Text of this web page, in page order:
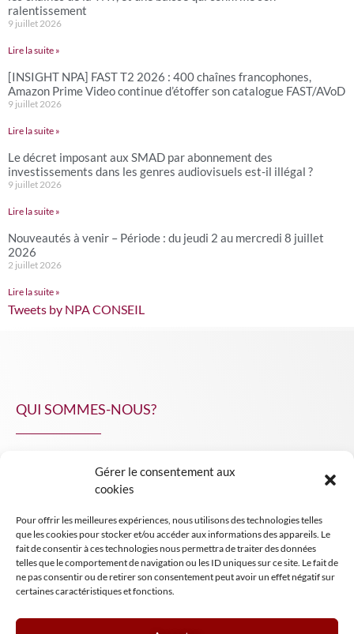
Gérer le consentement aux
cookies
Pour offrir les meilleures expériences, nous utilisons des technologies telles
que les cookies pour stocker et/ou accéder aux informations des appareils. Le
fait de consentir à ces technologies nous permettra de traiter des données
telles que le comportement de navigation ou les ID uniques sur ce site. Le fait de
ne pas consentir ou de retirer son consentement peut avoir un effet négatif sur
certaines caractéristiques et fonctions.
ralentissement
9 juillet 2026
Lire la suite »
[INSIGHT NPA] FAST T2 2026 : 400 chaînes francophones,
Amazon Prime Video continue d’étoffer son catalogue FAST/AVoD
9 juillet 2026
Lire la suite »
Le décret imposant aux SMAD par abonnement des
investissements dans les genres audiovisuels est-il illégal ?
9 juillet 2026
Lire la suite »
Nouveautés à venir – Période : du jeudi 2 au mercredi 8 juillet
2026
2 juillet 2026
Lire la suite »
Tweets by NPA CONSEIL
QUI SOMMES-NOUS?
INSIGHT NPA